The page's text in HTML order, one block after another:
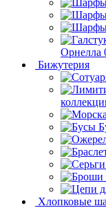
Орнелла
Бижутерия
Хлопковые